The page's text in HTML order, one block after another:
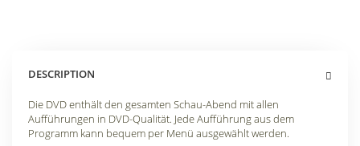
DESCRIPTION
Die DVD enthält den gesamten Schau-Abend mit allen
Aufführungen in DVD-Qualität. Jede Aufführung aus dem
Programm kann bequem per Menü ausgewählt werden.